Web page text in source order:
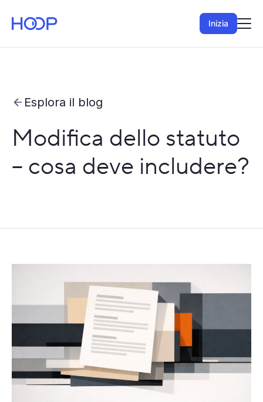
Inizia
Esplora il blog
Modifica dello statuto
– cosa deve includere?